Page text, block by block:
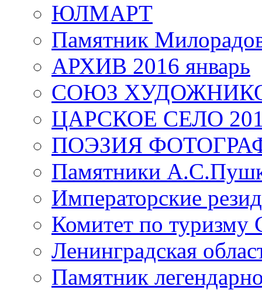
ЮЛМАРТ
Памятник
АРХИВ 2016 январь
СОЮЗ
ЦАРСКОЕ СЕЛО
ПОЭЗИЯ
Памятники
Императорские
Комитет по туризму
Ленинградская
Памятник